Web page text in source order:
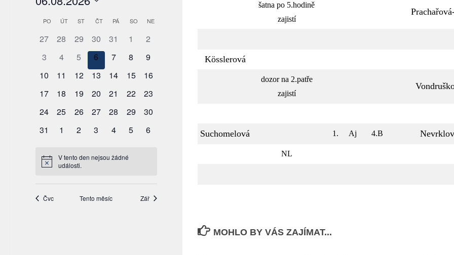
šatna po 5.hodině
zajistí
Kösslerová
dozor na 2.patře
zajistí
Suchomelová 1. Aj 4.B
NL
MOHLO BY VÁS ZAJÍMAT...